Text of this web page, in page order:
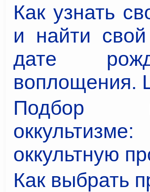
Как узнать
и найти
дате
воплощения.
Подбор
оккультную
Как выбрать